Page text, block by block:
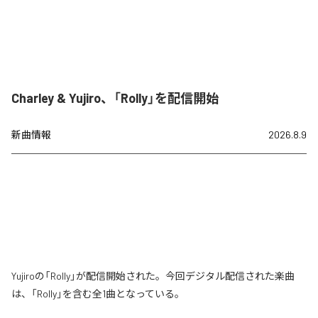
Charley & Yujiro、「Rolly」を配信開始
新曲情報 2026.8.9
Yujiroの「Rolly」が配信開始された。今回デジタル配信された楽曲
は、「Rolly」を含む全1曲となっている。